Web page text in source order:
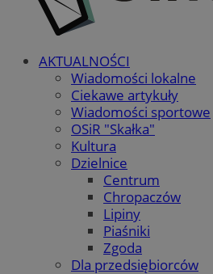
AKTUALNOŚCI
Wiadomości lokalne
Ciekawe artykuły
Wiadomości sportowe
OSiR "Skałka"
Kultura
Dzielnice
Centrum
Chropaczów
Lipiny
Piaśniki
Zgoda
Dla przedsiębiorców